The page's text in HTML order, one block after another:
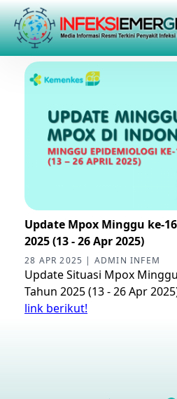
Update Mpox Minggu ke-
2025 (13 - 26 Apr 2025)
28 APR 2025 | ADMIN INFEM
Update Situasi Mpox
Tahun 2025 (13 - 26 Apr
link berikut!